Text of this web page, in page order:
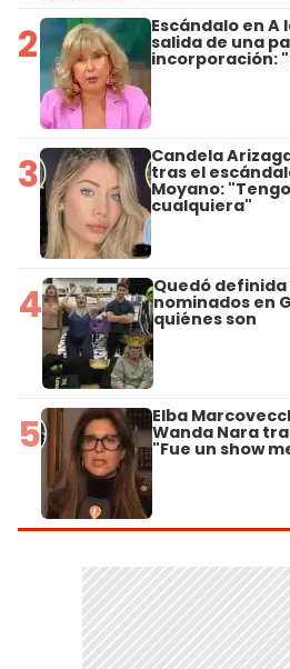
2 Escándalo en A
salida de una
incorporación:
3 Candela
tras el
Moyano:
cualquiera"
4 Quedó
nominados en
quiénes son
5 Elba
Wanda Nara
"Fue un show